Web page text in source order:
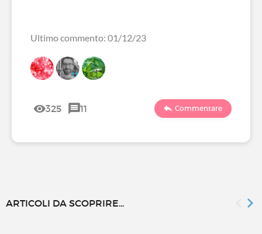
Ultimo commento: 01/12/23
325 11 Commentare
ARTICOLI DA SCOPRIRE...